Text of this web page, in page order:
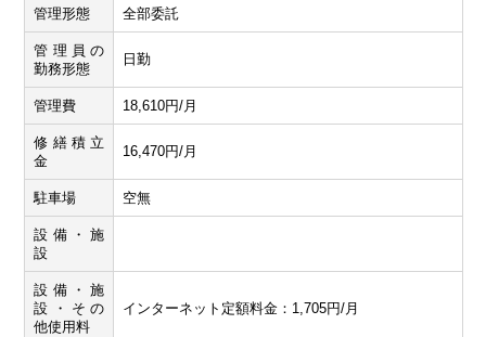
管理形態 全部委託
管理員の
勤務形態
日勤
管理費 18,610円/月
修繕積立
金
16,470円/月
駐車場 空無
設備・施
設
設備・施
設・その
他使用料
インターネット定額料金：1,705円/月